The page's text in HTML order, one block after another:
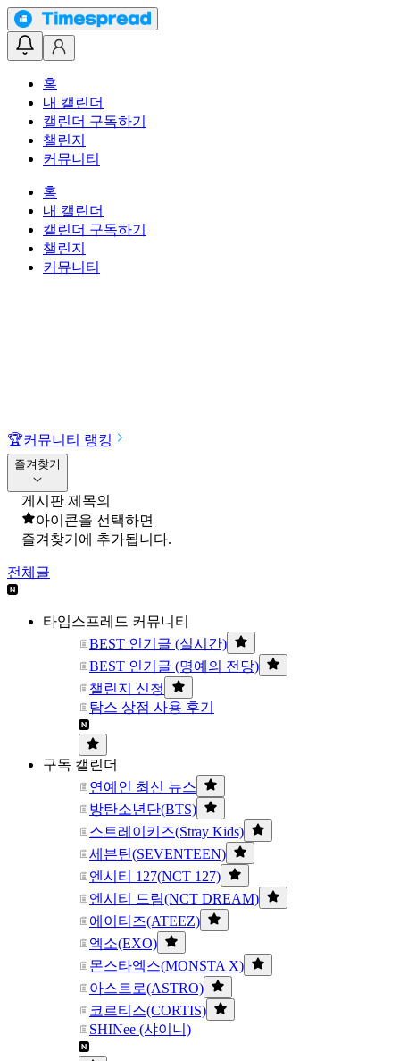
홈
내 캘린더
캘린더 구독하기
챌린지
커뮤니티
홈
내 캘린더
캘린더 구독하기
챌린지
커뮤니티
🏆커뮤니티 랭킹
즐겨찾기
게시판 제목의
아이콘을 선택하면
즐겨찾기에 추가됩니다.
전체글
타임스프레드 커뮤니티
BEST 인기글 (실시간)
BEST 인기글 (명예의 전당)
챌린지 신청
탐스 상점 사용 후기
구독 캘린더
연예인 최신 뉴스
방탄소년단(BTS)
스트레이키즈(Stray Kids)
세븐틴(SEVENTEEN)
엔시티 127(NCT 127)
엔시티 드림(NCT DREAM)
에이티즈(ATEEZ)
엑소(EXO)
몬스타엑스(MONSTA X)
아스트로(ASTRO)
코르티스(CORTIS)
SHINee (샤이니)